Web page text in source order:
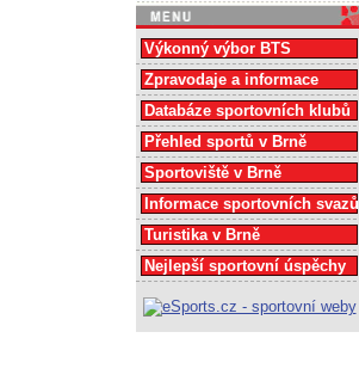
Výkonný výbor BTS
Zpravodaje a informace
Databáze sportovních klubů
Přehled sportů v Brně
Sportoviště v Brně
Informace sportovních svazů
Turistika v Brně
Nejlepší sportovní úspěchy